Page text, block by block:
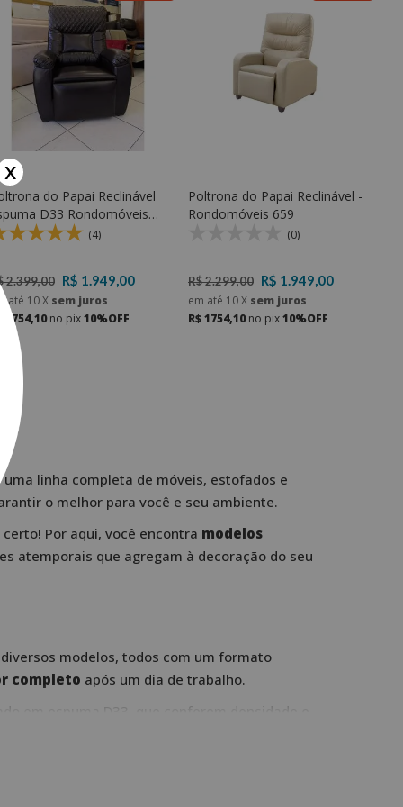
do Papai Reclinável
D33 Rondomóveis
(4)
2.399,00 R$ 1.949,00
até 10X sem juros
1754,10no pix10%OFF
Poltrona do Papai Reclinável -
Rondomóveis 659
(0)
R$ 2.299,00 R$ 1.949,00
em até 10X sem juros
R$ 1754,10no pix10%OFF
linha completa de móveis, estofados e
o melhor para você e seu ambiente.
Por aqui, você encontra modelos
atemporais que agregam à decoração do seu
modelos, todos com um formato
completo após um dia de trabalho.
em espuma D33, que conferem densidade e
pensados para trazer todo o aconchego e
x